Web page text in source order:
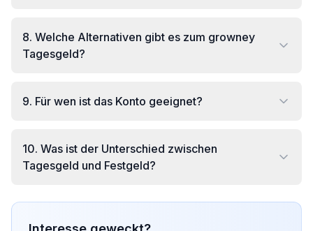
8. Welche Alternativen gibt es zum growney
Tagesgeld?
9. Für wen ist das Konto geeignet?
10. Was ist der Unterschied zwischen
Tagesgeld und Festgeld?